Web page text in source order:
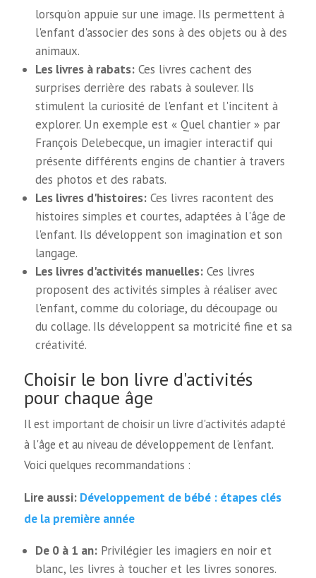
lorsqu'on appuie sur une image. Ils permettent à
l'enfant d'associer des sons à des objets ou à des
animaux.
Les livres à rabats: Ces livres cachent des
surprises derrière des rabats à soulever. Ils
stimulent la curiosité de l'enfant et l'incitent à
explorer. Un exemple est « Quel chantier » par
François Delebecque, un imagier interactif qui
présente différents engins de chantier à travers
des photos et des rabats.
Les livres d'histoires: Ces livres racontent des
histoires simples et courtes, adaptées à l'âge de
l'enfant. Ils développent son imagination et son
langage.
Les livres d'activités manuelles: Ces livres
proposent des activités simples à réaliser avec
l'enfant, comme du coloriage, du découpage ou
du collage. Ils développent sa motricité fine et sa
créativité.
Choisir le bon livre d'activités
pour chaque âge
Il est important de choisir un livre d'activités adapté
à l'âge et au niveau de développement de l'enfant.
Voici quelques recommandations :
Lire aussi: Développement de bébé : étapes clés
de la première année
De 0 à 1 an: Privilégier les imagiers en noir et
blanc, les livres à toucher et les livres sonores.